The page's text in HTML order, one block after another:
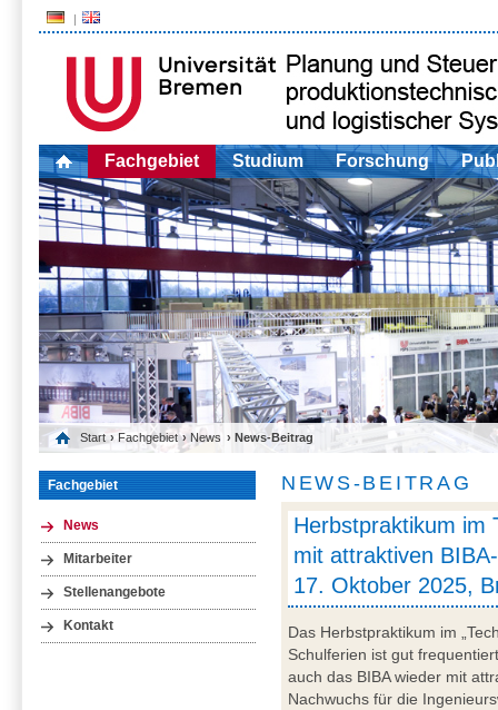
Fachgebiet Studium Forschung
Start › Fachgebiet › News › News-Beitrag
Fachgebiet
News
Mitarbeiter
Stellenangebote
Kontakt
NEWS-BEITRAG
Herbstpraktikum im
mit attraktiven
17. Oktober 2025,
Das Herbstpraktikum im
Schulferien ist gut
auch das BIBA wieder mit
Nachwuchs für die